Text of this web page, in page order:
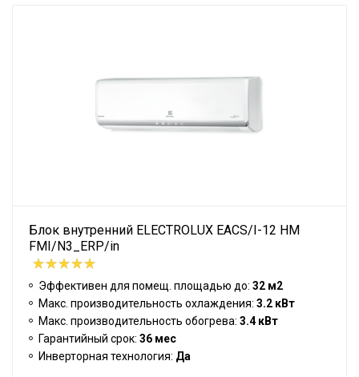
Блок внутренний ELECTROLUX EACS/I-12 HM
FMI/N3_ERP/in
Эффективен для помещ. площадью до: 32 м2
Макс. производительность охлаждения: 3.2 кВт
Макс. производительность обогрева: 3.4 кВт
Гарантийный срок: 36 мес
Инверторная технология: Да